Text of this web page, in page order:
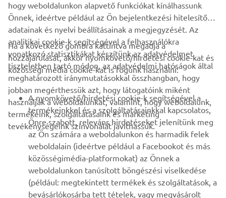
VÁLLALATI
B2B
TÖBB YAMAHA
TÁMOGATÁS
HÍRLEVÉL
hogy weboldalunkon alapvető funkciókat kínálhassunk
Önnek, ideértve például az Ön bejelentkezési hitelesítő
adatainak és nyelvi beállításainak a megjegyzését. Az
analitikai cookie-k segítségével a felhasználókra
vonatkozó statisztikákat készítünk az adatvédelmet
tiszteletben tartó módon, az adatvédelmi hatóságok által
meghatározott iránymutatásokkal összhangban, hogy
jobban megérthessük azt, hogy látogatóink miként
használják a weboldalunkat, valamint, hogy weboldalunk,
termékeink, szolgáltatásaink és marketing
tevékenységeink színvonalát javíthassuk.
Ha a következő gombra kattintva megadja a
hozzájárulását, akkor nyomkövető/hirdetési cookie-kat és
közösségi média cookie-kat is fogunk használni:
A nyomkövető/hirdetési cookie-k segítségével a
termékeinkkel és a szolgáltatásainkkal kapcsolatos,
Önre szabott, releváns hirdetéseket jelenítünk meg
az Ön számára a weboldalunkon és harmadik felek
weboldalain (ideértve például a Facebookot és más
közösségimédia-platformokat) az Önnek a
weboldalunkon tanúsított böngészési viselkedése
(például: megtekintett termékek és szolgáltatások, a
bevásárlókosárba tett tételek, vagy megvásárolt